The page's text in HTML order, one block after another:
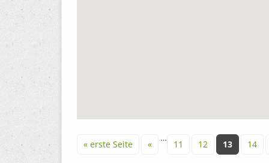
« erste Seite «
…
11 12 13 14